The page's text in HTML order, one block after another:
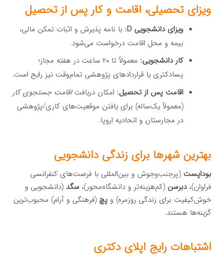
ویزای تحصیلی، اقامت و کار پس از تحصیل
ویزای دانشجویی D:
با نامه پذیرش و اثبات تمکن مالی،
بیمه و محل اقامت درخواست می‌شود.
کار دانشجویی:
معمولاً تا ۲۰ ساعت در هفته مجاز؛
پسادکتری یا قراردادهای پژوهشی تمام‌وقت نیز رایج است.
اقامت پس از تحصیل: امکان دریافتاقامت جستجوی کار
(معمولاً یک‌ساله) برای یافتن موقعیت‌های کاری/پژوهشی
در مجارستان و اتحادیه اروپا.
بهترین شهرها برای زندگی دانشجویی
بوداپست (پرجنب‌وجوش و بین‌المللی با فرصت‌های کنفرانسی
فراوان)،دبرسن (کم‌هزینه‌تر و دانشگاه‌محور)،سگد (دانشجویی و
خوش‌کیفیت برای زندگی روزمره) وپچ (فرهنگی و آرام) محبوب‌ترین
گزینه‌ها هستند.
اشتباهات رایج اپلای دکتری